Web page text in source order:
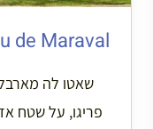
de Maraval
שאטו לה